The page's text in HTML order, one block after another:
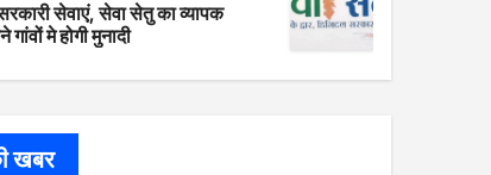
सेवाएं, सेवा सेतु का व्यापक
मे होगी मुनादी
खबर